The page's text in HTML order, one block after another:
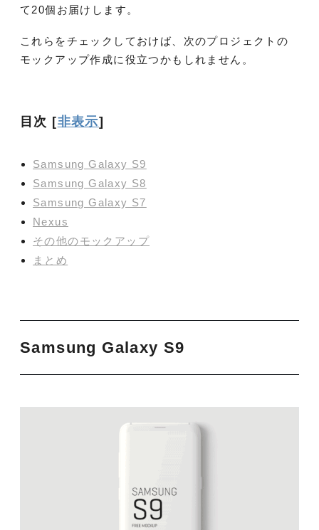
て20個お届けします。
これらをチェックしておけば、次のプロジェクトの
モックアップ作成に役立つかもしれません。
目次 [非表示]
Samsung Galaxy S9
Samsung Galaxy S8
Samsung Galaxy S7
Nexus
その他のモックアップ
まとめ
Samsung Galaxy S9